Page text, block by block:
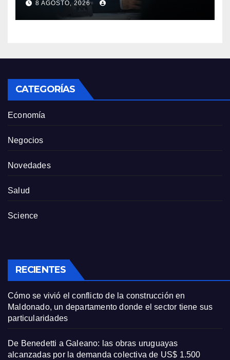
luzca tan bien en la tribuna”
como Lacalle Pou “pero en la
8 AGOSTO, 2026
CATEGORÍAS
Economía
Negocios
Novedades
Salud
Science
RECIENTES
Cómo se vivió el conflicto de la construcción en
Maldonado, un departamento donde el sector tiene sus
particularidades
De Benedetti a Galeano: las obras uruguayas
alcanzadas por la demanda colectiva de US$ 1.500